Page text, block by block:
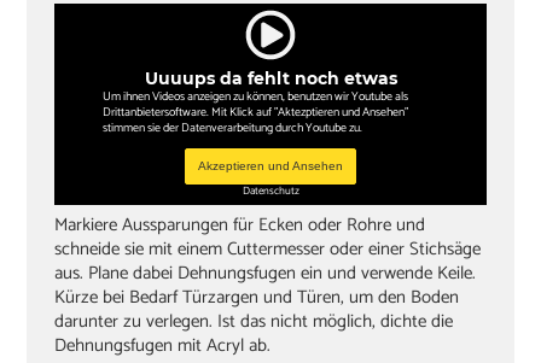
Uuuups da fehlt noch etwas
Um ihnen Videos anzeigen zu können, benutzen wir Youtube als
Drittanbietersoftware. Mit Klick auf "Aktezptieren und Ansehen"
stimmen sie der Datenverarbeitung durch Youtube zu.
Akzeptieren und Ansehen
Datenschutz
Markiere Aussparungen für Ecken oder Rohre und
schneide sie mit einem Cuttermesser oder einer Stichsäge
aus. Plane dabei Dehnungsfugen ein und verwende Keile.
Kürze bei Bedarf Türzargen und Türen, um den Boden
darunter zu verlegen. Ist das nicht möglich, dichte die
Dehnungsfugen mit Acryl ab.